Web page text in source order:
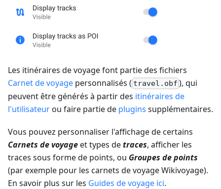
Les itinéraires de voyage font partie des fichiers
Carnet de voyage personnalisés ( travel.obf ), qui
peuvent être générés à partir des itinéraires de
l'utilisateurou faire partie de plugins supplémentaires.
Vous pouvez personnaliser l'affichage de certains
Carnets de voyageet types detraces, afficher les
traces sous forme de points, ou Groupes de points
(par exemple pour les carnets de voyage Wikivoyage).
En savoir plus sur les Guides de voyage ici.